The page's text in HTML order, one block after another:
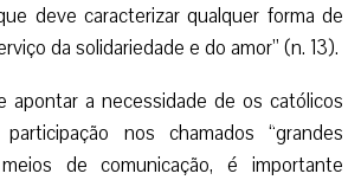
deve caracterizar qualquer forma de
da solidariedade e do amor” (n. 13).
apontar a necessidade de os católicos
nos chamados “grandes
de comunicação, é importante